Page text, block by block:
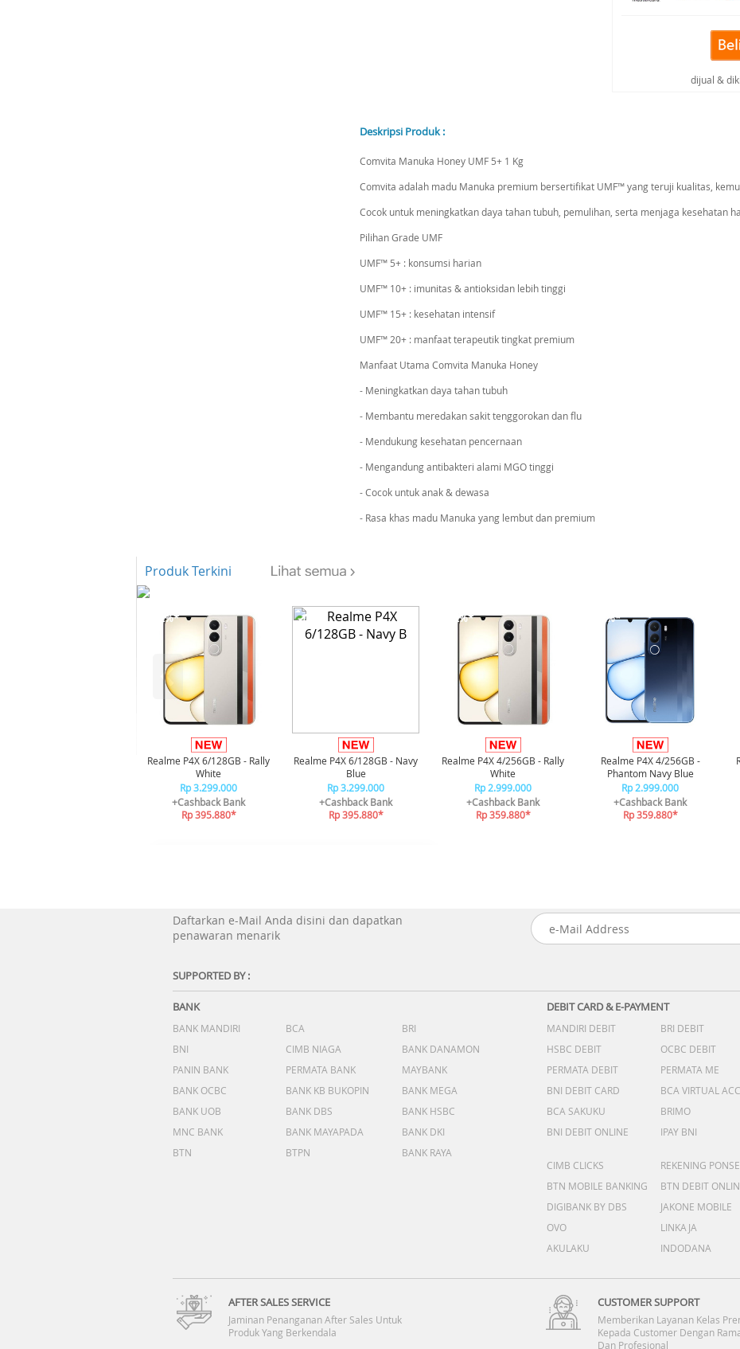
dijual &
Deskripsi Produk :
Comvita Manuka Honey UMF 5+ 1 Kg
Comvita adalah madu Manuka premium bersertifikat UMF™ yang teruji kualitas,
Cocok untuk meningkatkan daya tahan tubuh, pemulihan, serta menjaga kesehatan
Pilihan Grade UMF
UMF™ 5+ : konsumsi harian
UMF™ 10+ : imunitas & antioksidan lebih tinggi
UMF™ 15+ : kesehatan intensif
UMF™ 20+ : manfaat terapeutik tingkat premium
Manfaat Utama Comvita Manuka Honey
- Meningkatkan daya tahan tubuh
- Membantu meredakan sakit tenggorokan dan flu
- Mendukung kesehatan pencernaan
- Mengandung antibakteri alami MGO tinggi
- Cocok untuk anak & dewasa
- Rasa khas madu Manuka yang lembut dan premium
Produk Terkini
-12%*
Realme P4X 6/128GB - Rally
White
Rp 3.299.000
+Cashback Bank
Rp 395.880*
-12%*
Realme P4X 6/128GB - Navy
Blue
Rp 3.299.000
+Cashback Bank
Rp 395.880*
-12%*
Realme P4X 4/256GB - Rally
White
Rp 2.999.000
+Cashback Bank
Rp 359.880*
-12%*
Realme P4X 4/256GB -
Phantom Navy Blue
Rp 2.999.000
+Cashback Bank
Rp 359.880*
Daftarkan e-Mail Anda disini dan dapatkan
penawaran menarik
SUPPORTED BY :
BANK
BANK MANDIRI BCA
BRI
BNI
CIMB NIAGA
BANK DANAMON
PANIN BANK
PERMATA BANK
MAYBANK
BANK OCBC
BANK KB BUKOPIN
BANK MEGA
BANK UOB
BANK DBS
BANK HSBC
MNC BANK
BANK MAYAPADA
BANK DKI
BTN
BTPN BANK RAYA
DEBIT CARD & E-PAYMENT
MANDIRI DEBIT BRI DEBIT
HSBC DEBIT
OCBC DEBIT
PERMATA DEBIT
PERMATA ME
BNI DEBIT CARD
BCA VIRTUAL
BCA SAKUKU
BRIMO
BNI DEBIT ONLINE
IPAY BNI
CIMB CLICKS
REKENING
BTN MOBILE BANKING
BTN DEBIT
DIGIBANK BY DBS
JAKONE MOBILE
OVO
LINKAJA
AKULAKU
INDODANA
AFTER SALES SERVICE
Jaminan Penanganan After Sales Untuk
Produk Yang Berkendala
CUSTOMER SUPPORT
Memberikan Layanan Kelas
Kepada Customer Dengan
Dan Profesional